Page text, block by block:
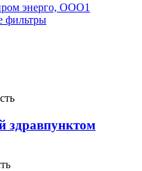
энерго, ООО1
фильтры
здравпунктом